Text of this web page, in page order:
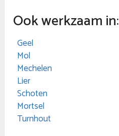
Ook werkzaam in:
Geel
Mol
Mechelen
Lier
Schoten
Mortsel
Turnhout